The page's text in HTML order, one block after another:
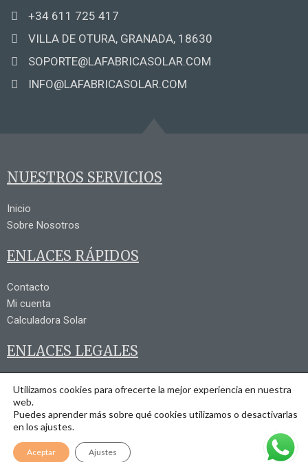
+34 611 725 417
VILLA DE OTURA, GRANADA, 18630
SOPORTE@LAFABRICASOLAR.COM
INFO@LAFABRICASOLAR.COM
NUESTROS SERVICIOS
Inicio
Sobre Nosotros
ENLACES RÁPIDOS
Contacto
Mi cuenta
Calculadora Solar
ENLACES LEGALES
Política de Privacidad
Política de Cookies
Términos y Condiciones
Utilizamos cookies para ofrecerte la mejor experiencia en nuestra
web.
Puedes aprender más sobre qué cookies utilizamos o desactivarlas
en los ajustes.
Aceptar Ajustes